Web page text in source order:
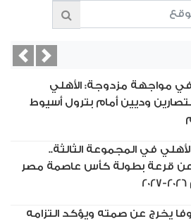
في مواجهة مزدوجة: الأهلي
وديين أمام بترول أسيوط
في المجموعة الثالثة..
عن قرعة بطولة كأس عاصمة مصر
وفا يخرج عن صمته ويؤكد التزامه
Next